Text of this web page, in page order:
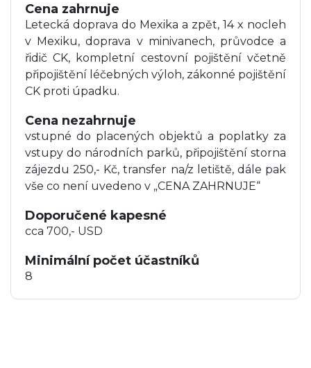
Cena zahrnuje
Letecká doprava do Mexika a zpět, 14 x nocleh
v Mexiku, doprava v minivanech, průvodce a
řidič CK, kompletní cestovní pojištění včetně
připojištění léčebných výloh, zákonné pojištění
CK proti úpadku.
Cena nezahrnuje
vstupné do placených objektů a poplatky za
vstupy do národních parků, připojištění storna
zájezdu 250,- Kč, transfer na/z letiště, dále pak
vše co není uvedeno v „CENA ZAHRNUJE“
Doporučené kapesné
cca 700,- USD
Minimální počet účastníků
8